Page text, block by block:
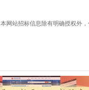
本网站招标信息除有明确授权外